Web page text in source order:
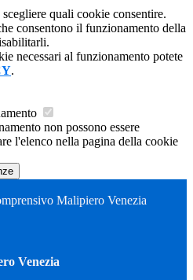
quali cookie consentire.
consentono il funzionamento della
necessari al funzionamento potete
.
non possono essere
l'elenco nella pagina della cookie
Malipiero Venezia
Venezia